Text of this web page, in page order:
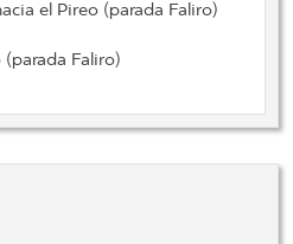
el Pireo (parada Faliro)
(parada Faliro)